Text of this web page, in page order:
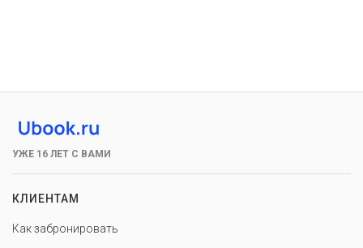
УЖЕ 16 ЛЕТ С ВАМИ
КЛИЕНТАМ
Как забронировать